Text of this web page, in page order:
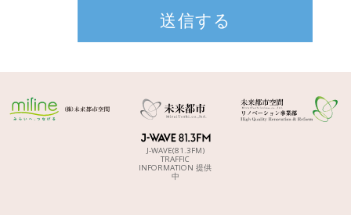
J-WAVE(81.3FM)
TRAFFIC
INFORMATION 提供
中